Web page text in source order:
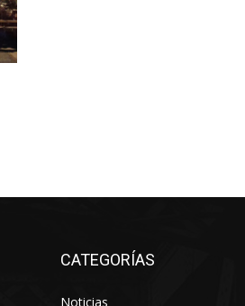
CATEGORÍAS
Noticias